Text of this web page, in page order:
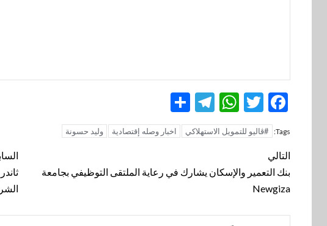
Facebook
Twitter
WhatsApp
Telegram
Tags: #ڤاليو للتمويل الاستهلاكي اخبار وصله إقتصادية وليد حسونة
تنقل
المقالة
التالي
بنك التعمير والإسكان يشارك في رعاية الملتقى التوظيفي بجامعة
Newgiza